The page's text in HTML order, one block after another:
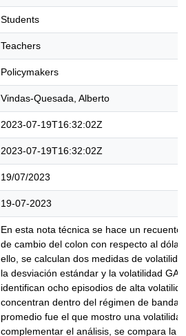
Students
Teachers
Policymakers
Vindas-Quesada, Alberto
2023-07-19T16:32:02Z
2023-07-19T16:32:02Z
19/07/2023
19-07-2023
En esta nota técnica se hace un
de cambio del colon con respecto al
ello, se calculan dos medidas de
la desviación estándar y la volatilidad
identifican ocho episodios de alta
concentran dentro del régimen de banda
promedio fue el que mostro una
complementar el análisis, se compara la